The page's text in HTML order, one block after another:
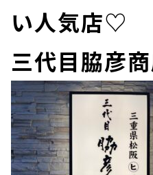
い人気店♡
三代目脇彦